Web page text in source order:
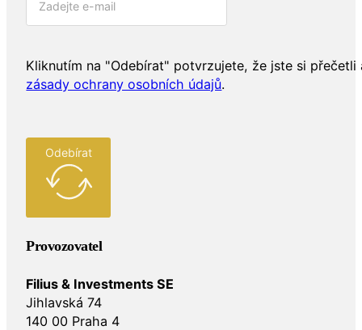
Kliknutím na "Odebírat" potvrzujete, že jste si přečetli
zásady ochrany osobních údajů.
Odebírat
Provozovatel
Filius & Investments SE
Jihlavská 74
140 00 Praha 4